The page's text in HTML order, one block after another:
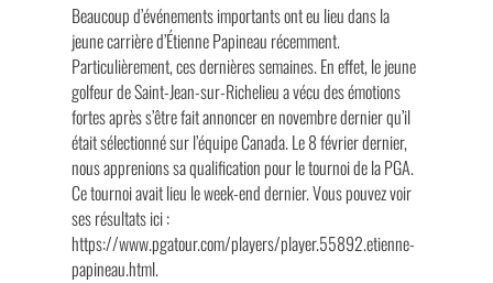
Beaucoup d’événements importants ont eu lieu dans la
jeune carrière d’Étienne Papineau récemment.
Particulièrement, ces dernières semaines. En effet, le jeune
golfeur de Saint-Jean-sur-Richelieu a vécu des émotions
fortes après s’être fait annoncer en novembre dernier qu’il
était sélectionné sur l’équipe Canada. Le 8 février dernier,
nous apprenions sa qualification pour le tournoi de la PGA.
Ce tournoi avait lieu le week-end dernier. Vous pouvez voir
ses résultats ici :
https://www.pgatour.com/players/player.55892.etienne-
papineau.html.